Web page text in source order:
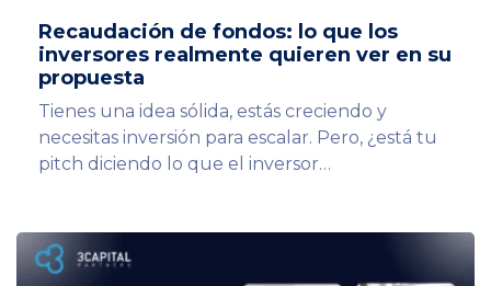
Recaudación de fondos: lo que los
inversores realmente quieren ver en su
propuesta
Tienes una idea sólida, estás creciendo y
necesitas inversión para escalar. Pero, ¿está tu
pitch diciendo lo que el inversor…